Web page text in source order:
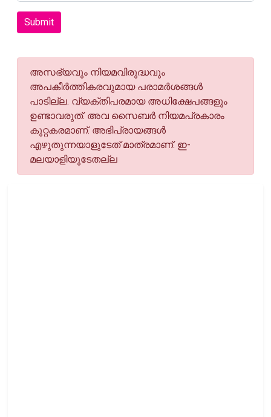
Submit
അസഭ്യവും നിയമവിരുദ്ധവും
അപകീര്‍ത്തികരവുമായ പരാമര്‍ശങ്ങള്‍
പാടില്ല. വ്യക്തിപരമായ അധിക്ഷേപങ്ങളും
ഉണ്ടാവരുത്. അവ സൈബര്‍ നിയമപ്രകാരം
കുറ്റകരമാണ്. അഭിപ്രായങ്ങള്‍
എഴുതുന്നയാളുടേത് മാത്രമാണ്. ഇ-
മലയാളിയുടേതല്ല